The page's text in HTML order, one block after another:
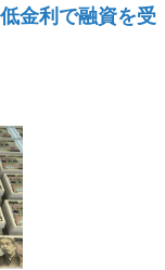
金利で融資を受